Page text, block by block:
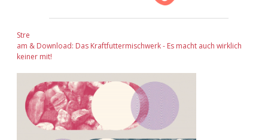
Stre
am & Download: Das Kraftfuttermischwerk - Es macht auch wirklich
keiner mit!